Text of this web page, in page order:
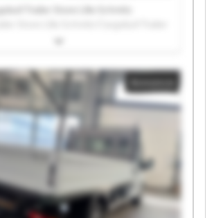
Trailer Store Lille Schmitz
Cargobull Trailer Store Lille
Store Lille Schmitz Cargobull Trailer
Cargobull Trailer Store Lille
Trailer Store Lille Schmitz
Store Lille Schmitz Cargobull Trailer
Cargobull Trailer Store Lille
Trailer Store Lille Schmitz
Store Lille Schmitz Cargobull Trailer
Cargobull Trailer Store Lille
Trailer Store Lille Schmitz
Store Lille Schmitz Cargobull Trailer
Cargobull Trailer Store Lille
Annonce